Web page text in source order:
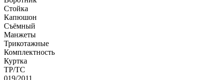
Стойка
Капюшон
Съёмный
Манжеты
Трикотажные
Комплектность
Куртка
ТР/ТС
019/2011